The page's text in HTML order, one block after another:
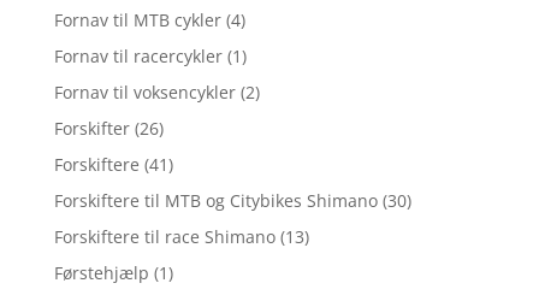
Fornav til MTB cykler (4)
Fornav til racercykler (1)
Fornav til voksencykler (2)
Forskifter (26)
Forskiftere (41)
Forskiftere til MTB og Citybikes Shimano (30)
Forskiftere til race Shimano (13)
Førstehjælp (1)